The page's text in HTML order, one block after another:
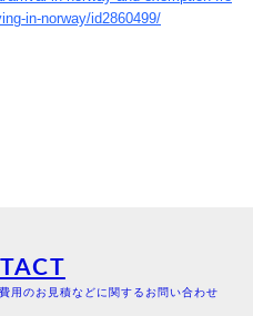
in-norway/id2860499/
用のお見積などに関するお問い合わせ